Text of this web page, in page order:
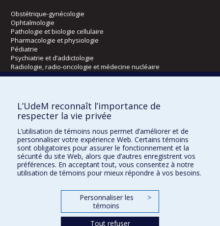
Obstétrique-gynécologie
Ophtalmologie
Pathologie et biologie cellulaire
Pharmacologie et physiologie
Pédiatrie
Psychiatrie et d’addictologie
Radiologie, radio-oncologie et médecine nucléaire
Kinésiologie et des sciences de l’activité physique
Orthophonie et audiologie
Réadaptation
Directions
DPC
CPASS
L’UdeM reconnaît l’importance de
respecter la vie privée
L’utilisation de témoins nous permet d’améliorer et de
personnaliser votre expérience Web. Certains témoins
sont obligatoires pour assurer le fonctionnement et la
sécurité du site Web, alors que d’autres enregistrent vos
préférences. En acceptant tout, vous consentez à notre
utilisation de témoins pour mieux répondre à vos besoins.
Personnaliser les
témoins
>
Tout refuser